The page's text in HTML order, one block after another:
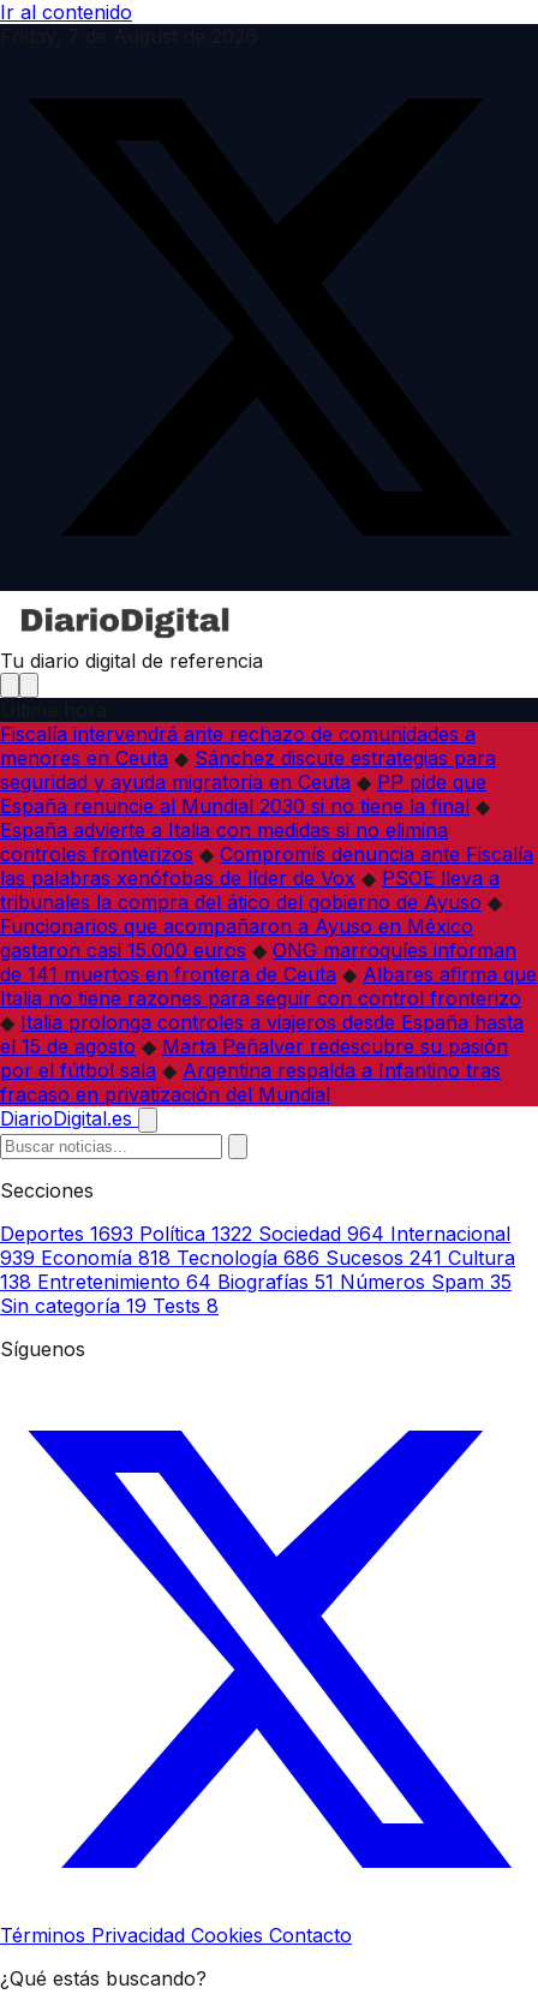
Ir al contenido
Tu diario digital de referencia
Fiscalía intervendrá ante rechazo de comunidades a
menores en Ceuta ◆ Sánchez discute estrategias para
seguridad y ayuda migratoria en Ceuta ◆ PP pide que
España renuncie al Mundial 2030 si no tiene la final ◆
España advierte a Italia con medidas si no elimina
controles fronterizos ◆ Compromís denuncia ante Fiscalía
las palabras xenófobas de líder de Vox ◆ PSOE lleva a
tribunales la compra del ático del gobierno de Ayuso ◆
Funcionarios que acompañaron a Ayuso en México
gastaron casi 15.000 euros ◆ ONG marroquíes informan
de 141 muertos en frontera de Ceuta ◆ Albares afirma que
Italia no tiene razones para seguir con control fronterizo
◆ Italia prolonga controles a viajeros desde España hasta
el 15 de agosto ◆ Marta Peñalver redescubre su pasión
por el fútbol sala ◆ Argentina respalda a Infantino tras
fracaso en privatización del Mundial
DiarioDigital.es
Secciones
Deportes 1693 Política 1322 Sociedad 964 Internacional
939 Economía 818 Tecnología 686 Sucesos 241 Cultura
138 Entretenimiento 64 Biografías 51 Números Spam 35
Sin categoría 19 Tests 8
Síguenos
Términos Privacidad Cookies Contacto
¿Qué estás buscando?